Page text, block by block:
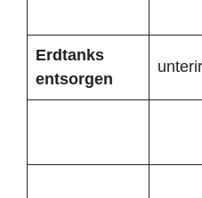
Erdtanks
entsorgen